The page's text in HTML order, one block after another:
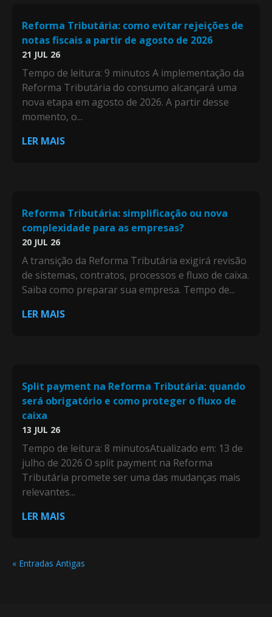
Reforma Tributária: como evitar rejeições de
notas fiscais a partir de agosto de 2026
21 JUL 26
Tempo de leitura: 9 minutos A implementação da
Reforma Tributária do consumo alcançará uma
nova etapa em agosto de 2026. A partir desse
momento, o...
LER MAIS
Reforma Tributária: simplificação ou nova
complexidade para as empresas?
20 JUL 26
A transição da Reforma Tributária exigirá revisão
de sistemas, contratos, processos e fluxo de caixa.
Saiba como preparar sua empresa. Tempo de...
LER MAIS
Split payment na Reforma Tributária: quando
será obrigatório e como proteger o fluxo de
caixa
13 JUL 26
Tempo de leitura: 8 minutosAtualizado em: 13 de
julho de 2026 O split payment na Reforma
Tributária promete ser uma das mudanças mais
relevantes...
LER MAIS
« Entradas Antigas